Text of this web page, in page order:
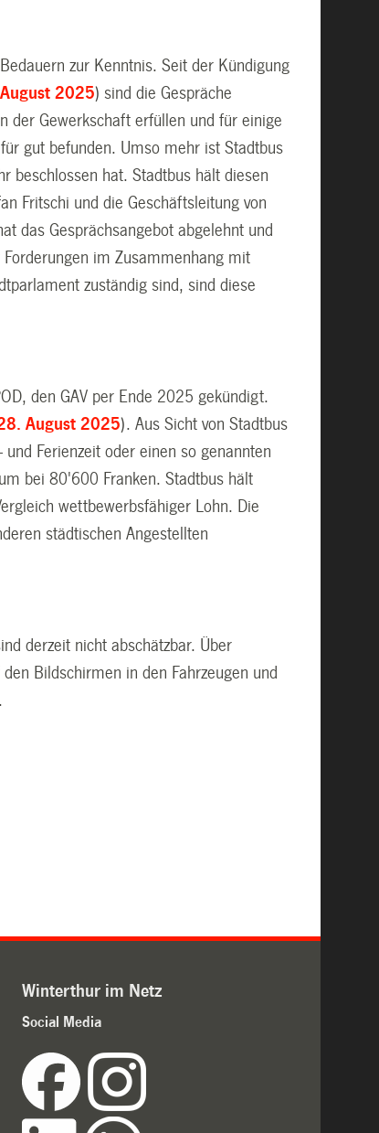
zur Kenntnis. Seit der Kündigung
2025) sind die Gespräche
der Gewerkschaft erfüllen und für einige
gut befunden. Umso mehr ist Stadtbus
beschlossen hat. Stadtbus hält diesen
Fritschi und die Geschäftsleitung von
das Gesprächsangebot abgelehnt und
im Zusammenhang mit
zuständig sind, sind diese
den GAV per Ende 2025 gekündigt.
August 2025). Aus Sicht von Stadtbus
Ferienzeit oder einen so genannten
bei 80'600 Franken. Stadtbus hält
wettbewerbsfähiger Lohn. Die
städtischen Angestellten
derzeit nicht abschätzbar. Über
Bildschirmen in den Fahrzeugen und
Winterthur im Netz
Social Media